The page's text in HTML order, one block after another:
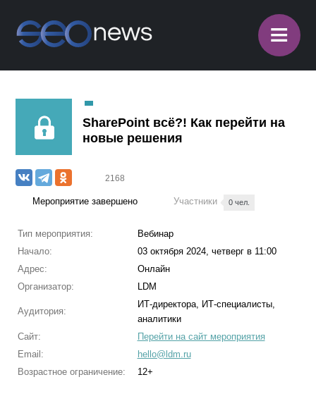
≡
SharePoint всё?! Как перейти на
новые решения
2168
Мероприятие завершено Участники 0 чел.
Тип мероприятия:
Вебинар
Начало:
03 октября 2024, четверг в 11:00
Адрес:
Онлайн
Организатор:
LDM
Аудитория:
ИТ-директора, ИТ-специалисты,
аналитики
Сайт:
Перейти на сайт мероприятия
Email:
hello@ldm.ru
Возрастное ограничение:
12+